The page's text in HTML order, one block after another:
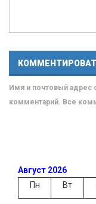
Имя и почтовый адрес
комментарий. Все
Август 2026
Пн
Вт